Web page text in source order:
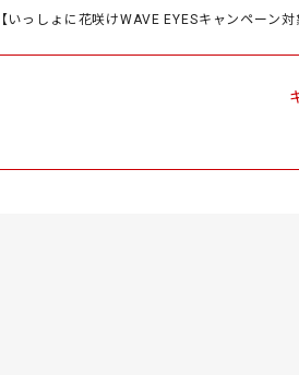
【いっしょに花咲けWAVE EYESキャンペーン